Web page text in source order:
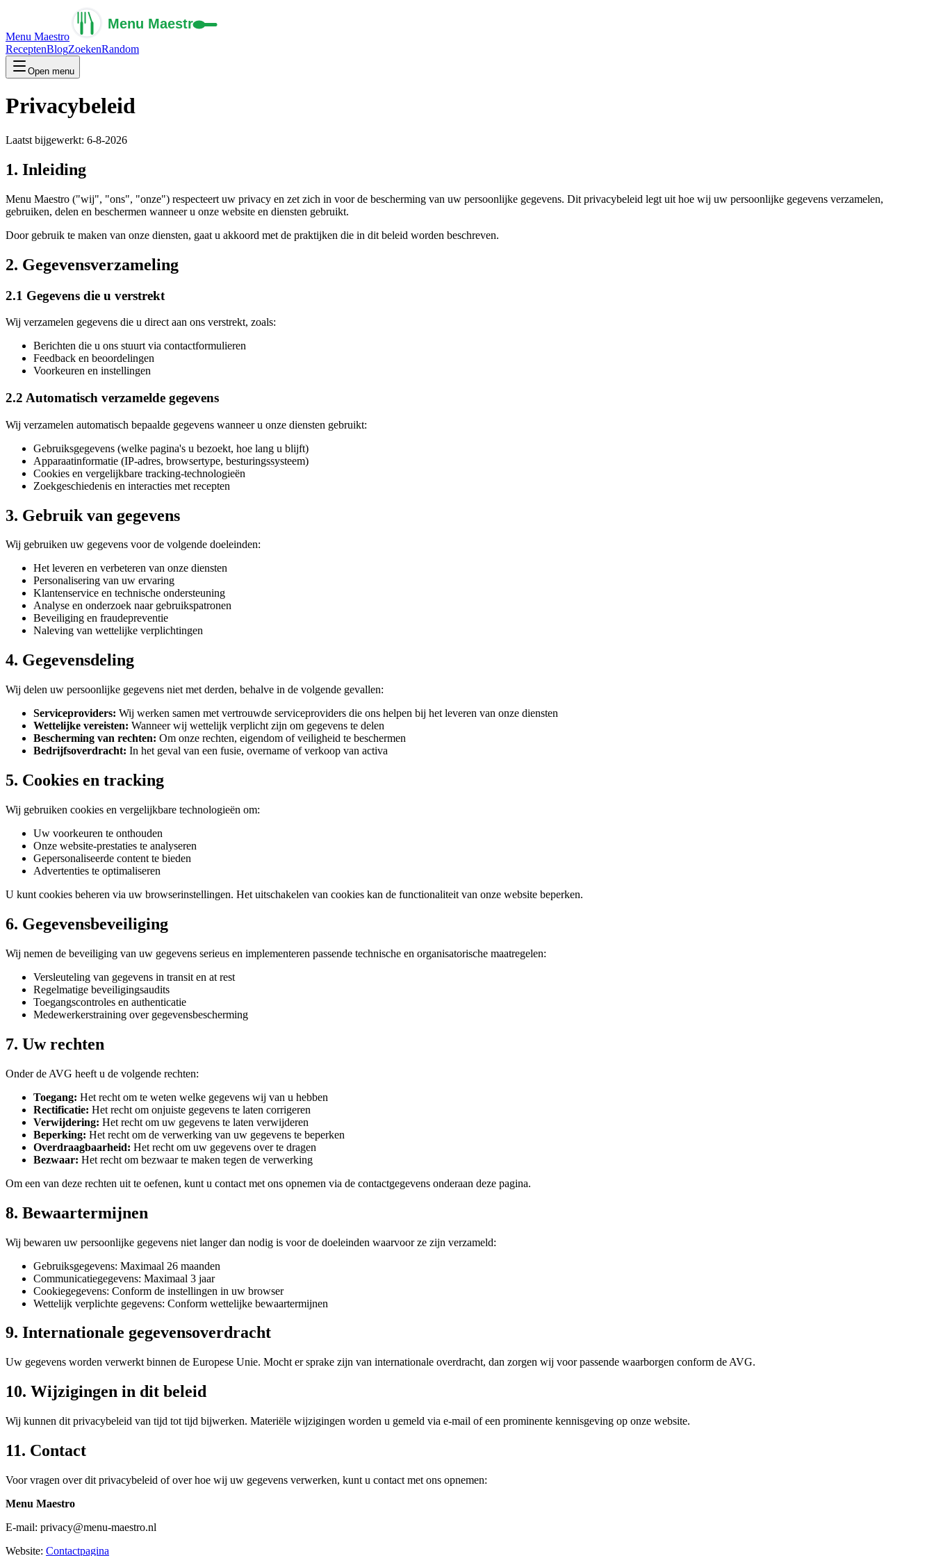
Menu Maestro
ReceptenBlogZoekenRandom
Open menu
Privacybeleid
Laatst bijgewerkt: 6-8-2026
1. Inleiding
Menu Maestro ("wij", "ons", "onze") respecteert uw privacy en zet zich in voor de bescherming van uw persoonlijke gegevens. Dit privacybeleid legt uit hoe wij uw persoonlijke gegevens verzamelen,
gebruiken, delen en beschermen wanneer u onze website en diensten gebruikt.
Door gebruik te maken van onze diensten, gaat u akkoord met de praktijken die in dit beleid worden beschreven.
2. Gegevensverzameling
2.1 Gegevens die u verstrekt
Wij verzamelen gegevens die u direct aan ons verstrekt, zoals:
Berichten die u ons stuurt via contactformulieren
Feedback en beoordelingen
Voorkeuren en instellingen
2.2 Automatisch verzamelde gegevens
Wij verzamelen automatisch bepaalde gegevens wanneer u onze diensten gebruikt:
Gebruiksgegevens (welke pagina's u bezoekt, hoe lang u blijft)
Apparaatinformatie (IP-adres, browsertype, besturingssysteem)
Cookies en vergelijkbare tracking-technologieën
Zoekgeschiedenis en interacties met recepten
3. Gebruik van gegevens
Wij gebruiken uw gegevens voor de volgende doeleinden:
Het leveren en verbeteren van onze diensten
Personalisering van uw ervaring
Klantenservice en technische ondersteuning
Analyse en onderzoek naar gebruikspatronen
Beveiliging en fraudepreventie
Naleving van wettelijke verplichtingen
4. Gegevensdeling
Wij delen uw persoonlijke gegevens niet met derden, behalve in de volgende gevallen:
Serviceproviders: Wij werken samen met vertrouwde serviceproviders die ons helpen bij het leveren van onze diensten
Wettelijke vereisten: Wanneer wij wettelijk verplicht zijn om gegevens te delen
Bescherming van rechten: Om onze rechten, eigendom of veiligheid te beschermen
Bedrijfsoverdracht: In het geval van een fusie, overname of verkoop van activa
5. Cookies en tracking
Wij gebruiken cookies en vergelijkbare technologieën om:
Uw voorkeuren te onthouden
Onze website-prestaties te analyseren
Gepersonaliseerde content te bieden
Advertenties te optimaliseren
U kunt cookies beheren via uw browserinstellingen. Het uitschakelen van cookies kan de functionaliteit van onze website beperken.
6. Gegevensbeveiliging
Wij nemen de beveiliging van uw gegevens serieus en implementeren passende technische en organisatorische maatregelen:
Versleuteling van gegevens in transit en at rest
Regelmatige beveiligingsaudits
Toegangscontroles en authenticatie
Medewerkerstraining over gegevensbescherming
7. Uw rechten
Onder de AVG heeft u de volgende rechten:
Toegang: Het recht om te weten welke gegevens wij van u hebben
Rectificatie: Het recht om onjuiste gegevens te laten corrigeren
Verwijdering: Het recht om uw gegevens te laten verwijderen
Beperking: Het recht om de verwerking van uw gegevens te beperken
Overdraagbaarheid: Het recht om uw gegevens over te dragen
Bezwaar: Het recht om bezwaar te maken tegen de verwerking
Om een van deze rechten uit te oefenen, kunt u contact met ons opnemen via de contactgegevens onderaan deze pagina.
8. Bewaartermijnen
Wij bewaren uw persoonlijke gegevens niet langer dan nodig is voor de doeleinden waarvoor ze zijn verzameld:
Gebruiksgegevens: Maximaal 26 maanden
Communicatiegegevens: Maximaal 3 jaar
Cookiegegevens: Conform de instellingen in uw browser
Wettelijk verplichte gegevens: Conform wettelijke bewaartermijnen
9. Internationale gegevensoverdracht
Uw gegevens worden verwerkt binnen de Europese Unie. Mocht er sprake zijn van internationale overdracht, dan zorgen wij voor passende waarborgen conform de AVG.
10. Wijzigingen in dit beleid
Wij kunnen dit privacybeleid van tijd tot tijd bijwerken. Materiële wijzigingen worden u gemeld via e-mail of een prominente kennisgeving op onze website.
11. Contact
Voor vragen over dit privacybeleid of over hoe wij uw gegevens verwerken, kunt u contact met ons opnemen:
Menu Maestro
E-mail: privacy@menu-maestro.nl
Website: Contactpagina